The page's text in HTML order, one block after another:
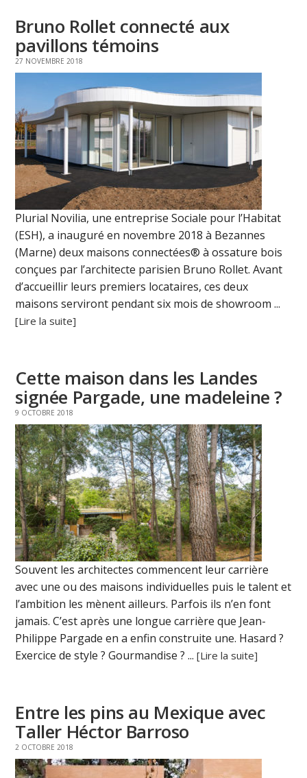
Bruno Rollet connecté aux
pavillons témoins
27 NOVEMBRE 2018
Plurial Novilia, une entreprise Sociale pour l’Habitat
(ESH), a inauguré en novembre 2018 à Bezannes
(Marne) deux maisons connectées® à ossature bois
conçues par l’architecte parisien Bruno Rollet. Avant
d’accueillir leurs premiers locataires, ces deux
maisons serviront pendant six mois de showroom ...
[Lire la suite]
Cette maison dans les Landes
signée Pargade, une madeleine ?
9 OCTOBRE 2018
Souvent les architectes commencent leur carrière
avec une ou des maisons individuelles puis le talent et
l’ambition les mènent ailleurs. Parfois ils n’en font
jamais. C’est après une longue carrière que Jean-
Philippe Pargade en a enfin construite une. Hasard ?
Exercice de style ? Gourmandise ? ...[Lire la suite]
Entre les pins au Mexique avec
Taller Héctor Barroso
2 OCTOBRE 2018